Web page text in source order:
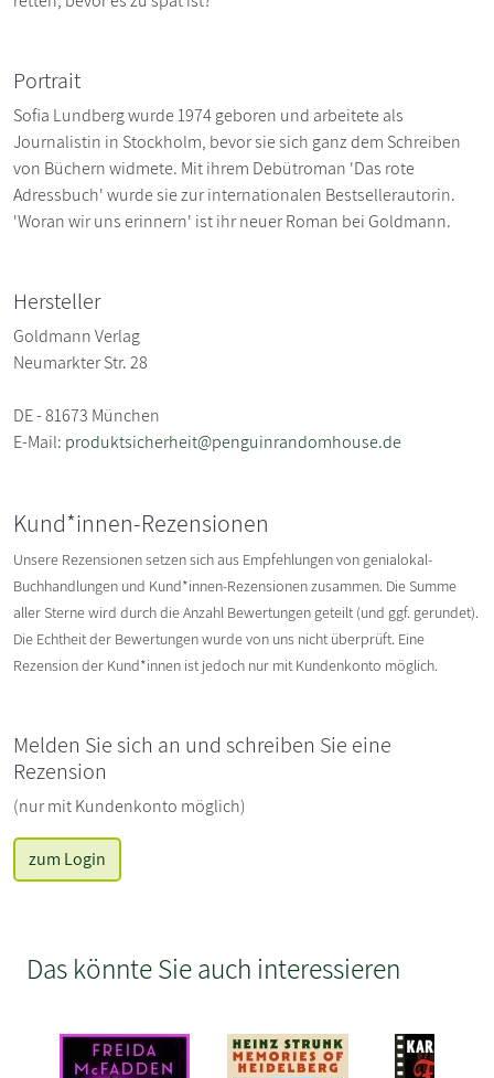
Portrait
Sofia Lundberg wurde 1974 geboren und arbeitete als
Journalistin in Stockholm, bevor sie sich ganz dem Schreiben
von Büchern widmete. Mit ihrem Debütroman 'Das rote
Adressbuch' wurde sie zur internationalen Bestsellerautorin.
'Woran wir uns erinnern' ist ihr neuer Roman bei Goldmann.
Hersteller
Goldmann Verlag
Neumarkter Str. 28
DE - 81673 München
E-Mail: produktsicherheit@penguinrandomhouse.de
Kund*innen-Rezensionen
Unsere Rezensionen setzen sich aus Empfehlungen von genialokal-
Buchhandlungen und Kund*innen-Rezensionen zusammen. Die Summe
aller Sterne wird durch die Anzahl Bewertungen geteilt (und ggf. gerundet).
Die Echtheit der Bewertungen wurde von uns nicht überprüft. Eine
Rezension der Kund*innen ist jedoch nur mit Kundenkonto möglich.
Melden Sie sich an und schreiben Sie eine
Rezension
(nur mit Kundenkonto möglich)
zum Login
Das könnte Sie auch interessieren